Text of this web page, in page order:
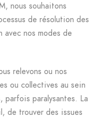
nous souhaitons
de résolution des
nos modes de
relevons ou nos
ou collectives au sein
parfois paralysantes. La
de trouver des issues